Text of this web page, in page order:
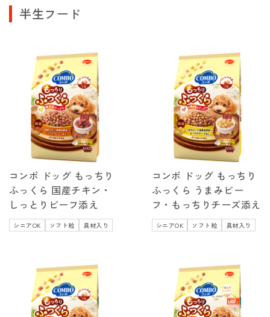
半生フード
コンボ ドッグ もっちり
ふっくら 国産チキン・
しっとりビーフ添え
シニアOK ソフト粒 具材入り
コンボ ドッグ もっちり
ふっくら うまみビー
フ・もっちりチーズ添え
シニアOK ソフト粒 具材入り